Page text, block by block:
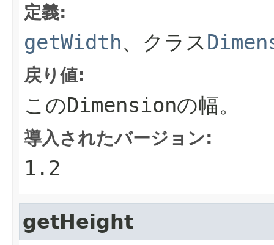
定義:
getWidth、クラス
戻り値:
このDimensionの幅。
導入されたバージョン:
1.2
getHeight